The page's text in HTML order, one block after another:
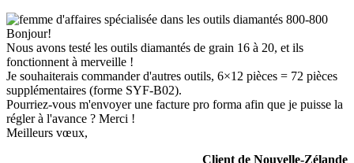
Bonjour!
Nous avons testé les outils diamantés de grain 16 à 20, et ils
fonctionnent à merveille !
Je souhaiterais commander d'autres outils, 6×12 pièces = 72 pièces
supplémentaires (forme SYF-B02).
Pourriez-vous m'envoyer une facture pro forma afin que je puisse la
régler à l'avance ? Merci !
Meilleurs vœux,
Client de Nouvelle-Zélande